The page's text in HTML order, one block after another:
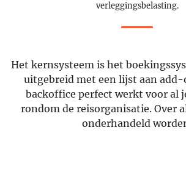
verleggingsbelasting.
Het kernsysteem is het
uitgebreid met een lijst aan
backoffice perfect werkt voor al
rondom de reisorganisatie. Over
onderhandeld